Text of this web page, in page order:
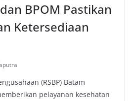
BPOM Pastikan
Ketersediaan
(RSBP) Batam
pelayanan kesehatan